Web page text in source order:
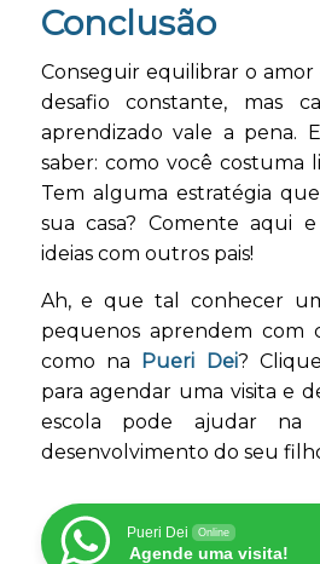
Conclusão
Conseguir equilibrar o amor
desafio constante, mas
aprendizado vale a pena.
saber: como você costuma
Tem alguma estratégia
sua casa? Comente aqui
ideias com outros pais!
Ah, e que tal conhecer
pequenos aprendem com
como na Pueri Dei?
para agendar uma visita e
escola pode ajudar na
desenvolvimento do seu
Pueri Dei Online
Agende uma visita!